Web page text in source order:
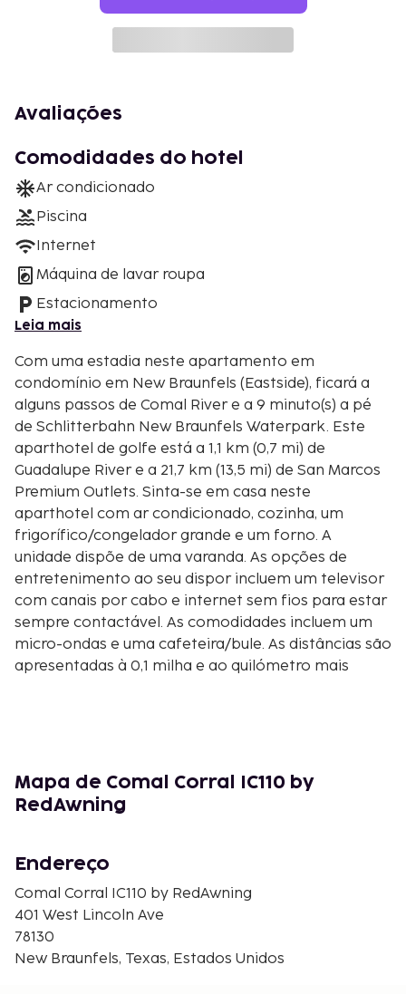
Avaliações
Comodidades do hotel
Ar condicionado
Piscina
Internet
Máquina de lavar roupa
Estacionamento
Leia mais
Com uma estadia neste apartamento em
condomínio em New Braunfels (Eastside), ficará a
alguns passos de Comal River e a 9 minuto(s) a pé
de Schlitterbahn New Braunfels Waterpark. Este
aparthotel de golfe está a 1,1 km (0,7 mi) de
Guadalupe River e a 21,7 km (13,5 mi) de San Marcos
Premium Outlets. Sinta-se em casa neste
aparthotel com ar condicionado, cozinha, um
frigorífico/congelador grande e um forno. A
unidade dispõe de uma varanda. As opções de
entretenimento ao seu dispor incluem um televisor
com canais por cabo e internet sem fios para estar
sempre contactável. As comodidades incluem um
micro-ondas e uma cafeteira/bule. As distâncias são
apresentadas à 0,1 milha e ao quilómetro mais
Schlitterbahn New Braunfels Waterpark - 0,7
km/0,5 mi
Brauntex Performing Arts Theatre - 1,1 km/0,7 mi
New Braunfels Railroad Museum - 1,1 km/0,7 mi
Prince Solms Park - 1,2 km/0,7 mi
Lake Dunlap - 1,7 km/1,1 mi
Faust Street Bridge - 1,8 km/1,1 mi
Mapa de Comal Corral IC110 by
RedAwning
Endereço
Comal Corral IC110 by RedAwning
401 West Lincoln Ave
78130
New Braunfels, Texas, Estados Unidos